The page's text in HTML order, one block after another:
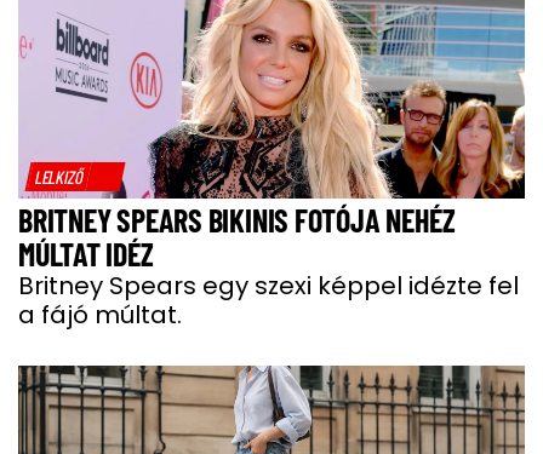
LELKIZŐ
BRITNEY SPEARS BIKINIS FOTÓJA NEHÉZ
MÚLTAT IDÉZ
Britney Spears egy szexi képpel idézte fel
a fájó múltat.